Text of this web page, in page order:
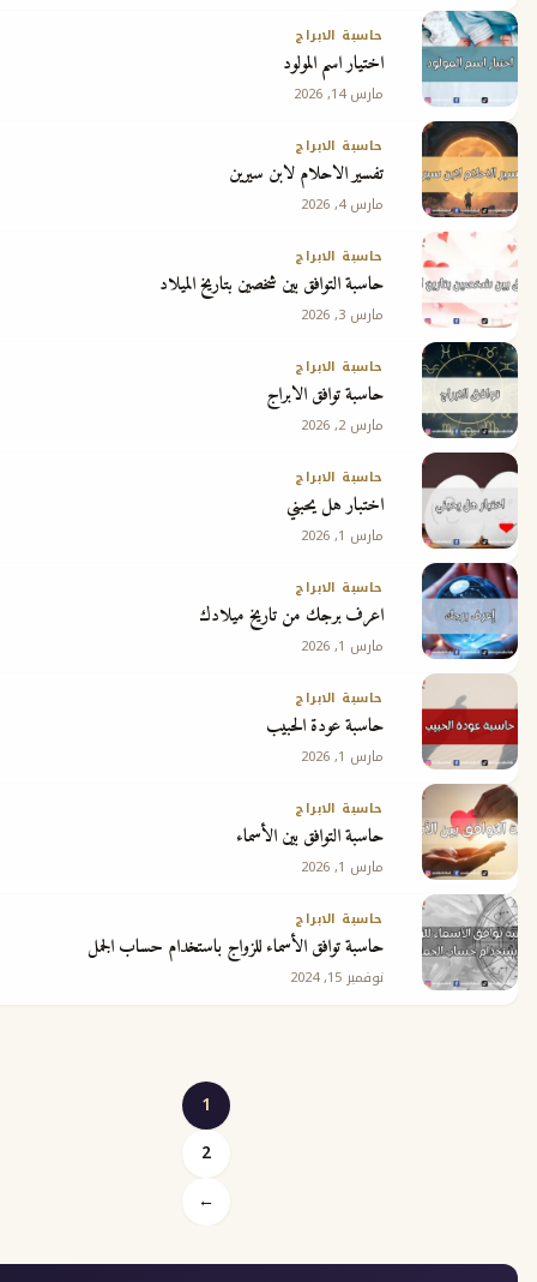
حاسبة الابراج
اختيار اسم المولود
مارس 14, 2026
حاسبة الابراج
تفسير الاحلام لابن سيرين
مارس 4, 2026
حاسبة الابراج
حاسبة التوافق بين شخصين بتاريخ الميلاد
مارس 3, 2026
حاسبة الابراج
حاسبة توافق الابراج
مارس 2, 2026
حاسبة الابراج
اختبار هل يحبني
مارس 1, 2026
حاسبة الابراج
اعرف برجك من تاريخ ميلادك
مارس 1, 2026
حاسبة الابراج
حاسبة عودة الحبيب
مارس 1, 2026
حاسبة الابراج
حاسبة التوافق بين الأسماء
مارس 1, 2026
حاسبة الابراج
حاسبة توافق الأسماء للزواج باستخدام حساب الجمل
نوفمبر 15, 2024
pagination